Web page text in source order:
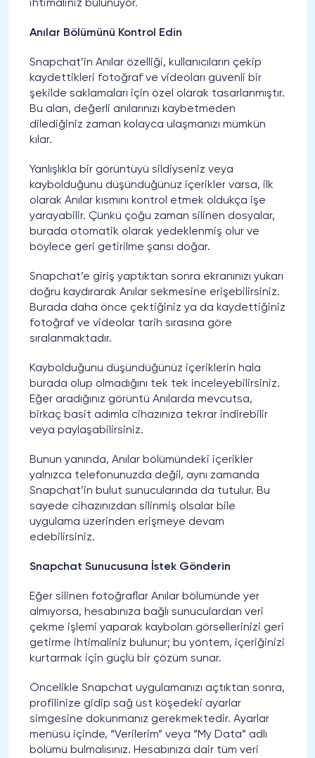
ihtimaliniz bulunuyor.
Anılar Bölümünü Kontrol Edin
Snapchat’in Anılar özelliği, kullanıcıların çekip
kaydettikleri fotoğraf ve videoları güvenli bir
şekilde saklamaları için özel olarak tasarlanmıştır.
Bu alan, değerli anılarınızı kaybetmeden
dilediğiniz zaman kolayca ulaşmanızı mümkün
kılar.
Yanlışlıkla bir görüntüyü sildiyseniz veya
kaybolduğunu düşündüğünüz içerikler varsa, ilk
olarak Anılar kısmını kontrol etmek oldukça işe
yarayabilir. Çünkü çoğu zaman silinen dosyalar,
burada otomatik olarak yedeklenmiş olur ve
böylece geri getirilme şansı doğar.
Snapchat’e giriş yaptıktan sonra ekranınızı yukarı
doğru kaydırarak Anılar sekmesine erişebilirsiniz.
Burada daha önce çektiğiniz ya da kaydettiğiniz
fotoğraf ve videolar tarih sırasına göre
sıralanmaktadır.
Kaybolduğunu düşündüğünüz içeriklerin hala
burada olup olmadığını tek tek inceleyebilirsiniz.
Eğer aradığınız görüntü Anılarda mevcutsa,
birkaç basit adımla cihazınıza tekrar indirebilir
veya paylaşabilirsiniz.
Bunun yanında, Anılar bölümündeki içerikler
yalnızca telefonunuzda değil, aynı zamanda
Snapchat’in bulut sunucularında da tutulur. Bu
sayede cihazınızdan silinmiş olsalar bile
uygulama üzerinden erişmeye devam
edebilirsiniz.
Snapchat Sunucusuna İstek Gönderin
Eğer silinen fotoğraflar Anılar bölümünde yer
almıyorsa, hesabınıza bağlı sunuculardan veri
çekme işlemi yaparak kaybolan görsellerinizi geri
getirme ihtimaliniz bulunur; bu yöntem, içeriğinizi
kurtarmak için güçlü bir çözüm sunar.
Öncelikle Snapchat uygulamanızı açtıktan sonra,
profilinize gidip sağ üst köşedeki ayarlar
simgesine dokunmanız gerekmektedir. Ayarlar
menüsü içinde, “Verilerim” veya “My Data” adlı
bölümü bulmalısınız. Hesabınıza dair tüm veri